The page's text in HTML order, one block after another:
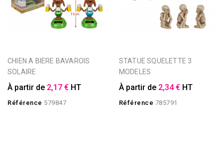
CHIEN A BIERE BAVAROIS
SOLAIRE
À partir de 2,17 € HT
Référence 579847
STATUE SQUELETTE 3
MODELES
À partir de 2,34 € HT
Référence 785791